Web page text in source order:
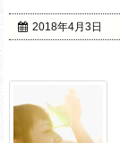
2018年4月3日